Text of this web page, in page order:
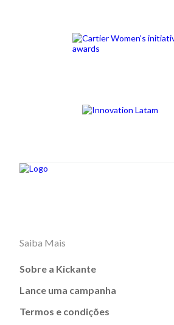
Saiba Mais
Sobre a Kickante
Lance uma campanha
Termos e condições